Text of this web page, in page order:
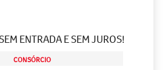
ENTRADA E SEM JUROS!
CONSÓRCIO